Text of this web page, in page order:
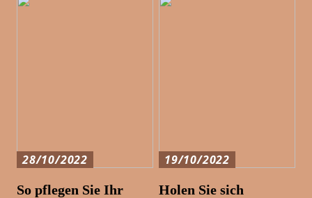
28/10/2022
So pflegen Sie Ihr
19/10/2022
Holen Sie sich